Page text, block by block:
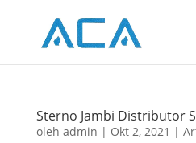
Sterno Jambi Distributor
oleh admin | Okt 2, 2021 |